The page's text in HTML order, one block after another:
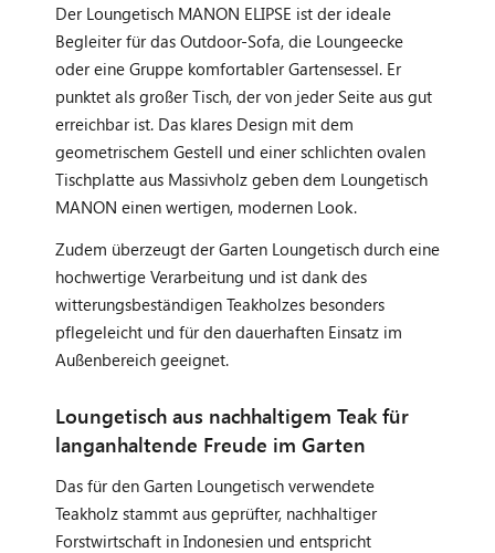
Der Loungetisch MANON ELIPSE ist der ideale
Begleiter für das Outdoor-Sofa, die Loungeecke
oder eine Gruppe komfortabler Gartensessel. Er
punktet als großer Tisch, der von jeder Seite aus gut
erreichbar ist. Das klares Design mit dem
geometrischem Gestell und einer schlichten ovalen
Tischplatte aus Massivholz geben dem Loungetisch
MANON einen wertigen, modernen Look.
Zudem überzeugt der Garten Loungetisch durch eine
hochwertige Verarbeitung und ist dank des
witterungsbeständigen Teakholzes besonders
pflegeleicht und für den dauerhaften Einsatz im
Außenbereich geeignet.
Loungetisch aus nachhaltigem Teak für
langanhaltende Freude im Garten
Das für den Garten Loungetisch verwendete
Teakholz stammt aus geprüfter, nachhaltiger
Forstwirtschaft in Indonesien und entspricht